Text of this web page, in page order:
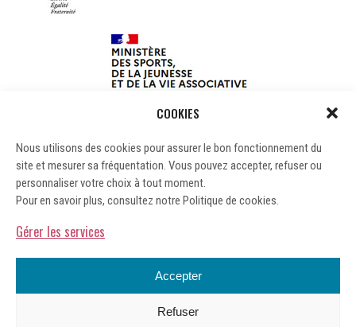
COOKIES
Nous utilisons des cookies pour assurer le bon fonctionnement du
site et mesurer sa fréquentation. Vous pouvez accepter, refuser ou
personnaliser votre choix à tout moment.
Pour en savoir plus, consultez notre Politique de cookies.
Gérer les services
Accepter
Refuser